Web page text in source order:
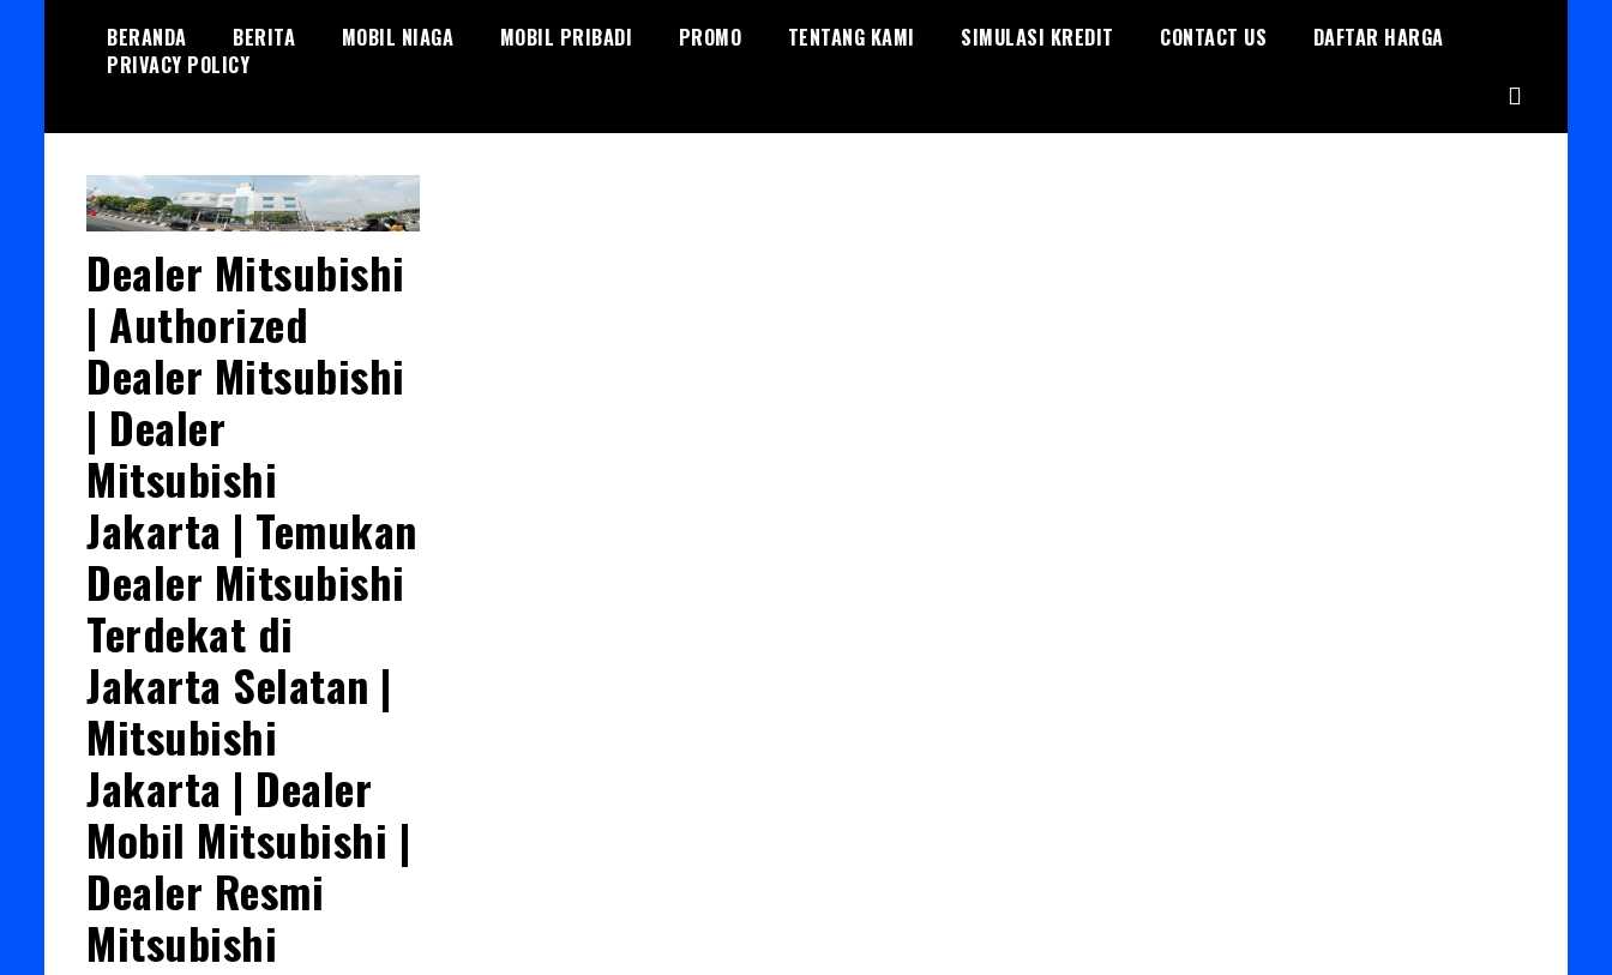
BERANDA BERITA MOBIL NIAGA MOBIL PRIBADI PROMO TENTANG KAMI SIMULASI KREDIT CONTACT US
DAFTAR HARGA
PRIVACY POLICY
Dealer Mitsubishi
| Authorized
Dealer Mitsubishi
| Dealer
Mitsubishi
Jakarta | Temukan
Dealer Mitsubishi
Terdekat di
Jakarta Selatan |
Mitsubishi
Jakarta | Dealer
Mobil Mitsubishi |
Dealer Resmi
Mitsubishi